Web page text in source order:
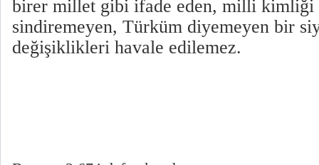
birer millet gibi ifade eden, milli
sindiremeyen, Türküm diyemeyen bir
değişiklikleri havale edilemez.